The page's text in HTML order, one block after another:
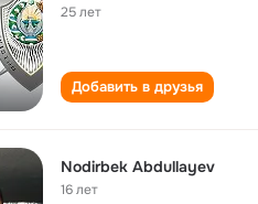
25 лет
Добавить в друзья
Nodirbek Abdullayev
16 лет